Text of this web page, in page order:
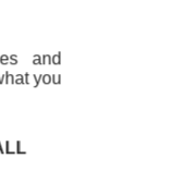
and
you